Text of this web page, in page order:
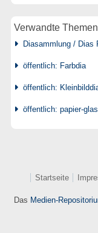
Verwandte
Diasammlung / Dias
öffentlich: Farbdia
öffentlich:
öffentlich: papier-
Startseite
Das Medien-